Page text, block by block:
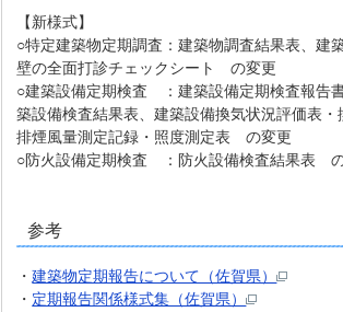
【新様式】
○特定建築物定期調査：建築物調査結果表、建
壁の全面打診チェックシート の変更
○建築設備定期検査 ：建築設備定期検査報告
築設備検査結果表、建築設備換気状況評価表・
排煙風量測定記録・照度測定表 の変更
○防火設備定期検査 ：防火設備検査結果表
参考
・建築物定期報告について（佐賀県）
・ 定期報告関係様式集（佐賀県）